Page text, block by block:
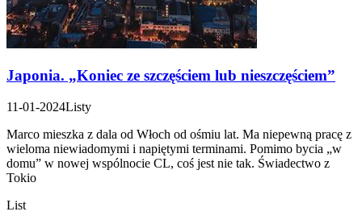
Japonia. „Koniec ze szczęściem lub nieszczęściem”
11-01-2024Listy
Marco mieszka z dala od Włoch od ośmiu lat. Ma niepewną pracę z
wieloma niewiadomymi i napiętymi terminami. Pomimo bycia „w
domu” w nowej wspólnocie CL, coś jest nie tak. Świadectwo z
Tokio
List